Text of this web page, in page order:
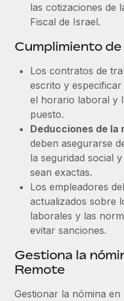
las cotizaciones de
Fiscal de Israel.
Cumplimiento
Los contratos de
escrito y
el horario laboral y
puesto.
Deducciones de la
deben asegurarse
la seguridad social
sean exactas.
Los empleadores
actualizados sobre
laborales y las
evitar sanciones.
Gestiona la
Remote
Gestionar la nómina